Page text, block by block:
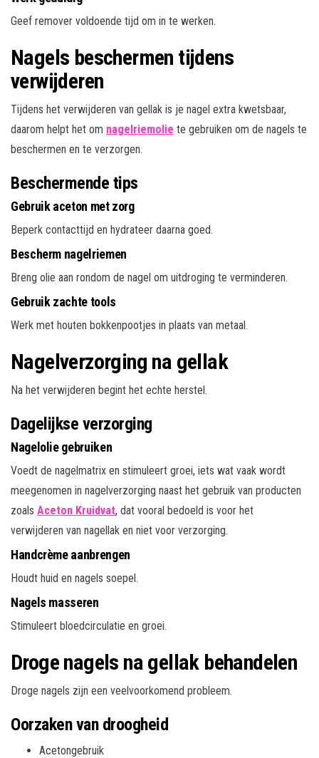
Geef remover voldoende tijd om in te werken.
Nagels beschermen tijdens
verwijderen
Tijdens het verwijderen van gellak is je nagel extra kwetsbaar,
daarom helpt het om nagelriemolie te gebruiken om de nagels te
beschermen en te verzorgen.
Beschermende tips
Gebruik aceton met zorg
Beperk contacttijd en hydrateer daarna goed.
Bescherm nagelriemen
Breng olie aan rondom de nagel om uitdroging te verminderen.
Gebruik zachte tools
Werk met houten bokkenpootjes in plaats van metaal.
Nagelverzorging na gellak
Na het verwijderen begint het echte herstel.
Dagelijkse verzorging
Nagelolie gebruiken
Voedt de nagelmatrix en stimuleert groei, iets wat vaak wordt
meegenomen in nagelverzorging naast het gebruik van producten
zoals Aceton Kruidvat, dat vooral bedoeld is voor het
verwijderen van nagellak en niet voor verzorging.
Handcrème aanbrengen
Houdt huid en nagels soepel.
Nagels masseren
Stimuleert bloedcirculatie en groei.
Droge nagels na gellak behandelen
Droge nagels zijn een veelvoorkomend probleem.
Oorzaken van droogheid
Acetongebruik